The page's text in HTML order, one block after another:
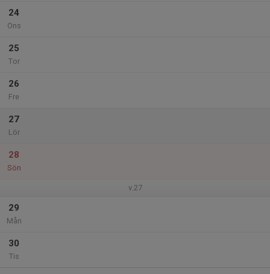
24
Ons
25
Tor
26
Fre
27
Lör
28
Sön
v.27
29
Mån
30
Tis